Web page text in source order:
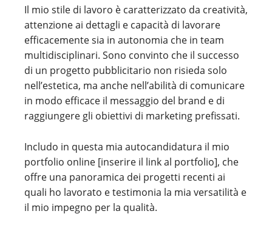
Il mio stile di lavoro è caratterizzato da creatività,
attenzione ai dettagli e capacità di lavorare
efficacemente sia in autonomia che in team
multidisciplinari. Sono convinto che il successo
di un progetto pubblicitario non risieda solo
nell’estetica, ma anche nell’abilità di comunicare
in modo efficace il messaggio del brand e di
raggiungere gli obiettivi di marketing prefissati.
Includo in questa mia autocandidatura il mio
portfolio online [inserire il link al portfolio], che
offre una panoramica dei progetti recenti ai
quali ho lavorato e testimonia la mia versatilità e
il mio impegno per la qualità.